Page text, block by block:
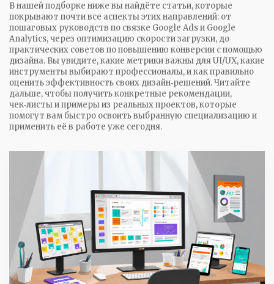
В нашей подборке ниже вы найдёте статьи, которые
покрывают почти все аспекты этих направлений: от
пошаговых руководств по связке Google Ads и Google
Analytics, через оптимизацию скорости загрузки, до
практических советов по повышению конверсии с помощью
дизайна. Вы увидите, какие метрики важны для UI/UX, какие
инструменты выбирают профессионалы, и как правильно
оценить эффективность своих дизайн‑решений. Читайте
дальше, чтобы получить конкретные рекомендации,
чек‑листы и примеры из реальных проектов, которые
помогут вам быстро освоить выбранную специализацию и
применить её в работе уже сегодня.